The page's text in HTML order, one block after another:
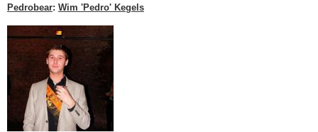
Pedrobear: Wim 'Pedro' Kegels